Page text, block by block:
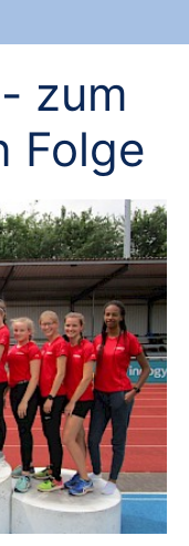
zum
Folge